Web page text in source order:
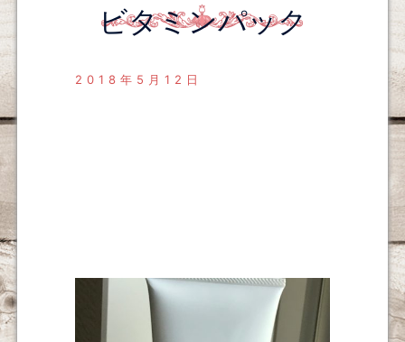
ビタミンパック
2018年5月12日